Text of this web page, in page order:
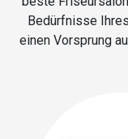
Bedürfnisse
einen Vorsprung